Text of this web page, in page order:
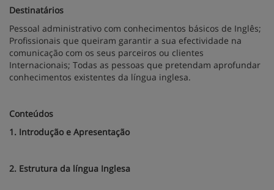
Destinatários
Pessoal administrativo com conhecimentos básicos de Inglês;
Profissionais que queiram garantir a sua efectividade na
comunicação com os seus parceiros ou clientes
Internacionais; Todas as pessoas que pretendam aprofundar
conhecimentos existentes da língua inglesa.
Conteúdos
1. Introdução e Apresentação
2. Estrutura da língua Inglesa